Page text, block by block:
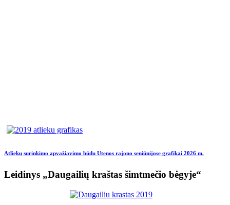
Atliekų surinkimo apvažiavimo būdu Utenos rajono seniūnijose grafikai 2026 m.
Leidinys „Daugailių kraštas šimtmečio bėgyje“